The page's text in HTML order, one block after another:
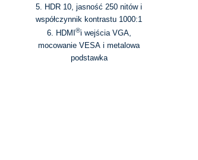
5. HDR 10, jasność 250 nitów i
współczynnik kontrastu 1000:1
6. HDMI ®i wejścia VGA,
mocowanie VESA i metalowa
podstawka